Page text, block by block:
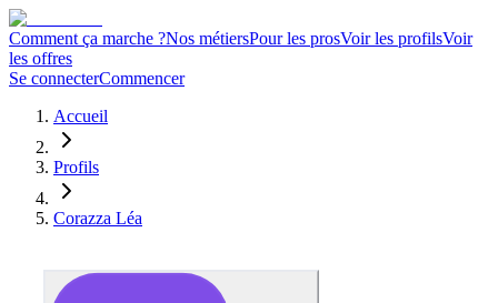
Comment ça marche ?Nos métiersPour les prosVoir les profilsVoir
les offres
Se connecterCommencer
Accueil
Profils
Corazza Léa